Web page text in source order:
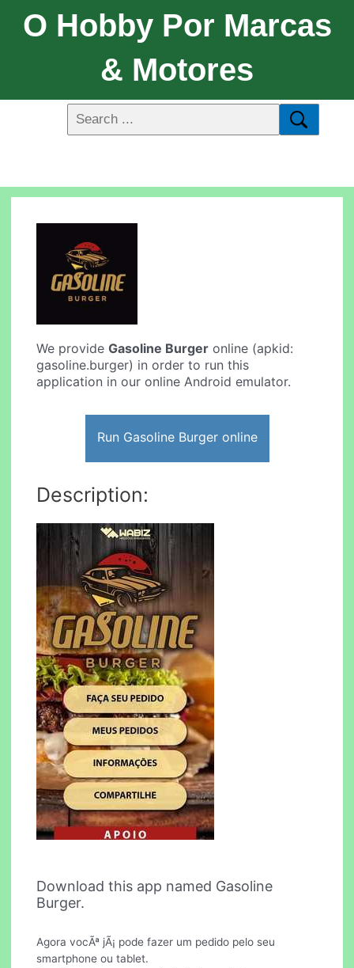
O Hobby Por Marcas
& Motores
We provideGasoline Burger online (apkid:
gasoline.burger) in order to run this
application in our online Android emulator.
Run Gasoline Burger online
Description:
Download this app named Gasoline
Burger.
Agora vocÃª jÃ¡ pode fazer um pedido pelo seu
smartphone ou tablet.